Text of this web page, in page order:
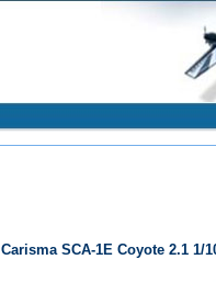
Carisma SCA-1E Coyote 2.1 1/